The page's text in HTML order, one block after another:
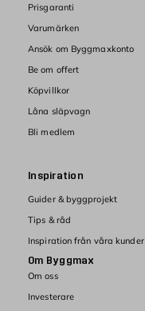
Prisgaranti
Varumärken
Ansök om Byggmaxkonto
Be om offert
Köpvillkor
Låna släpvagn
Bli medlem
Inspiration
Guider & byggprojekt
Tips & råd
Inspiration från våra kunder
Om Byggmax
Om oss
Investerare